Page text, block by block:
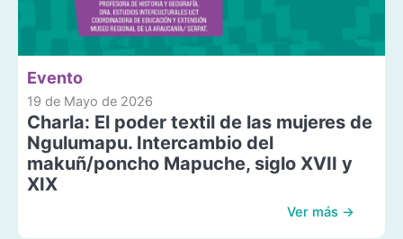
Evento
19 de Mayo de 2026
Charla: El poder textil de las mujeres de
Ngulumapu. Intercambio del
makuñ/poncho Mapuche, siglo XVII y
XIX
Ver más →